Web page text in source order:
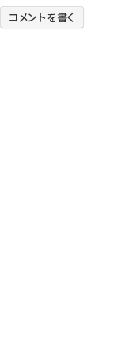
コメントを書く